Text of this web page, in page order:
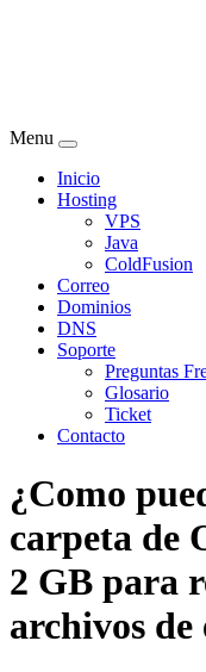
Menu
Inicio
Hosting
VPS
Java
ColdFusion
Correo
Dominios
DNS
Soporte
Preguntas
Glosario
Ticket
Contacto
¿Como
carpeta de
2 GB para
archivos de